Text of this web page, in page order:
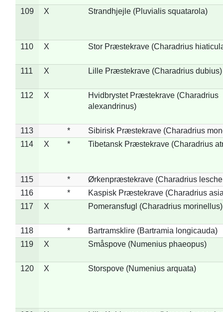
109 X Strandhjejle (Pluvialis squatarola)
110 X Stor Præstekrave (Charadrius
111 X Lille Præstekrave (Charadrius dubius)
112 X
Hvidbrystet Præstekrave (Charadrius
alexandrinus)
113 *
Sibirisk Præstekrave (Charadrius
114
X * Tibetansk Præstekrave (Charadrius
115 *
Ørkenpræstekrave (Charadrius
116
*
Kaspisk Præstekrave (Charadrius
117
X Pomeransfugl (Charadrius morinellus)
118 *
Bartramsklire (Bartramia longicauda)
119
X Småspove (Numenius phaeopus)
120 X Storspove (Numenius arquata)